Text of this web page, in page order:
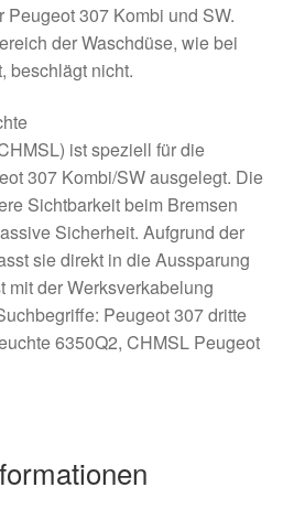
Peugeot 307 Kombi und SW.
der Waschdüse, wie bei
beschlägt nicht.
ist speziell für die
307 Kombi/SW ausgelegt. Die
Sichtbarkeit beim Bremsen
Sicherheit. Aufgrund der
sie direkt in die Aussparung
mit der Werksverkabelung
Peugeot 307 dritte
6350Q2, CHMSL Peugeot